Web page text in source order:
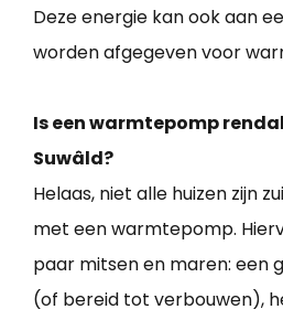
Deze energie kan ook aan
worden afgegeven voor
Is een warmtepomp
Suwâld?
Helaas, niet alle huizen zijn
met een warmtepomp.
paar mitsen en maren: een
(of bereid tot verbouwen),